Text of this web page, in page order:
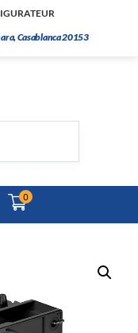
Casablanca 20153
0